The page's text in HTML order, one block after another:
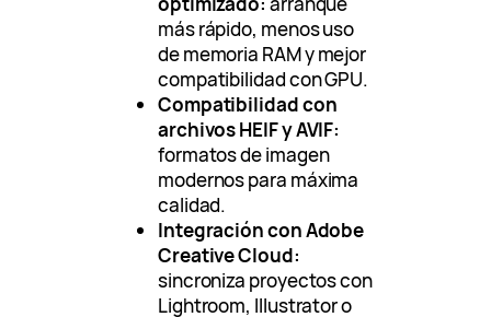
más rápido, menos uso
de memoria RAM y mejor
compatibilidad con GPU.
Compatibilidad con
archivos HEIF y AVIF:
formatos de imagen
modernos para máxima
calidad.
Integración con Adobe
Creative Cloud:
sincroniza proyectos con
Lightroom, Illustrator o